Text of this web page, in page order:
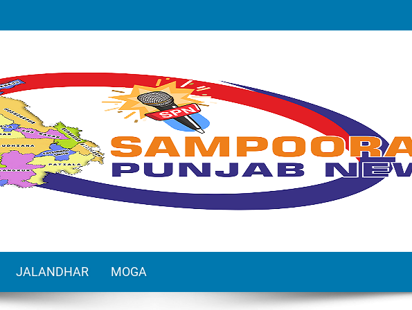
JALANDHAR MOGA